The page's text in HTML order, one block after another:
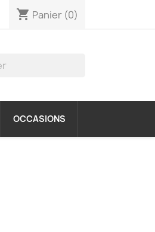
shopping_cart Panier (0)
OCCASIONS